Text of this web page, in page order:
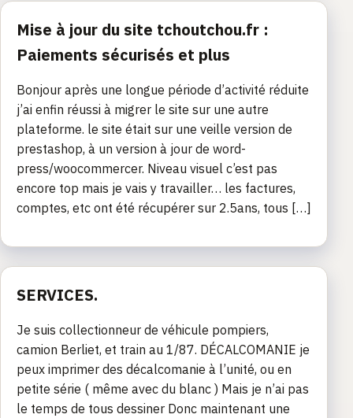
Mise à jour du site tchoutchou.fr :
Paiements sécurisés et plus
Bonjour après une longue période d’activité réduite
j’ai enfin réussi à migrer le site sur une autre
plateforme. le site était sur une veille version de
prestashop, à un version à jour de word-
press/woocommercer. Niveau visuel c’est pas
encore top mais je vais y travailler… les factures,
comptes, etc ont été récupérer sur 2.5ans, tous […]
SERVICES.
Je suis collectionneur de véhicule pompiers,
camion Berliet, et train au 1/87. DÉCALCOMANIE je
peux imprimer des décalcomanie à l’unité, ou en
petite série ( même avec du blanc ) Mais je n’ai pas
le temps de tous dessiner Donc maintenant une